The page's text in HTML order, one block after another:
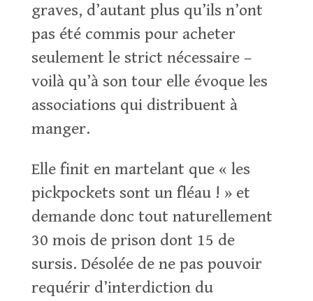
graves, d’autant plus qu’ils n’ont
pas été commis pour acheter
seulement le strict nécessaire –
voilà qu’à son tour elle évoque les
associations qui distribuent à
manger.
Elle finit en martelant que « les
pickpockets sont un fléau ! » et
demande donc tout naturellement
30 mois de prison dont 15 de
sursis. Désolée de ne pas pouvoir
requérir d’interdiction du